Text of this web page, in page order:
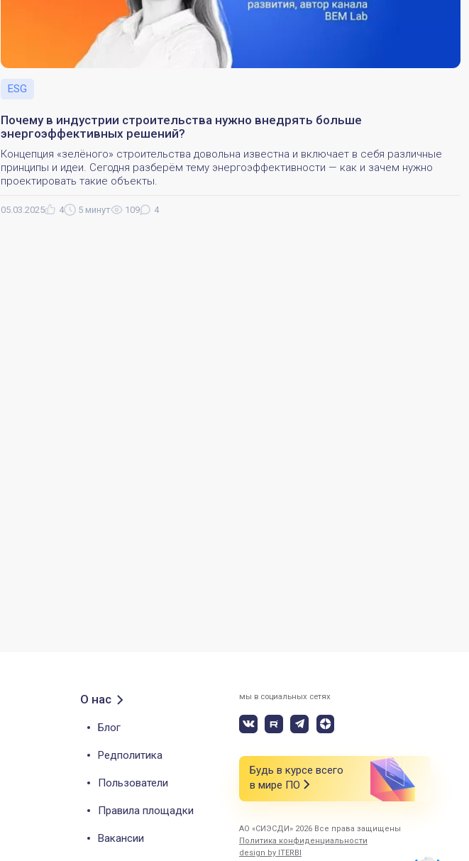
ESG
Почему в индустрии строительства нужно внедрять больше
энергоэффективных решений?
Концепция «зелёного» строительства довольна известна и включает в себя различные
принципы и идеи. Сегодня разберём тему энергоэффективности — как и зачем нужно
проектировать такие объекты.
05.03.2025 4 5 минут 109 4
О нас
Блог
Редполитика
Пользователи
Правила площадки
Вакансии
мы в социальных сетях
Будь в курсе всего
в мире ПО
АО «СИЭСДИ» 2026 Все права защищены
Политика конфиденциальности
design by ITERBI